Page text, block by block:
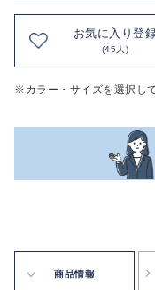
お気に入り登
(45人)
※カラー・サイズを選択し
商品情報